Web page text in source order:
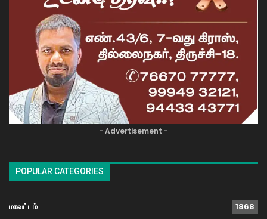
- Advertisement -
POPULAR CATEGORIES
மாவட்டம் 1868